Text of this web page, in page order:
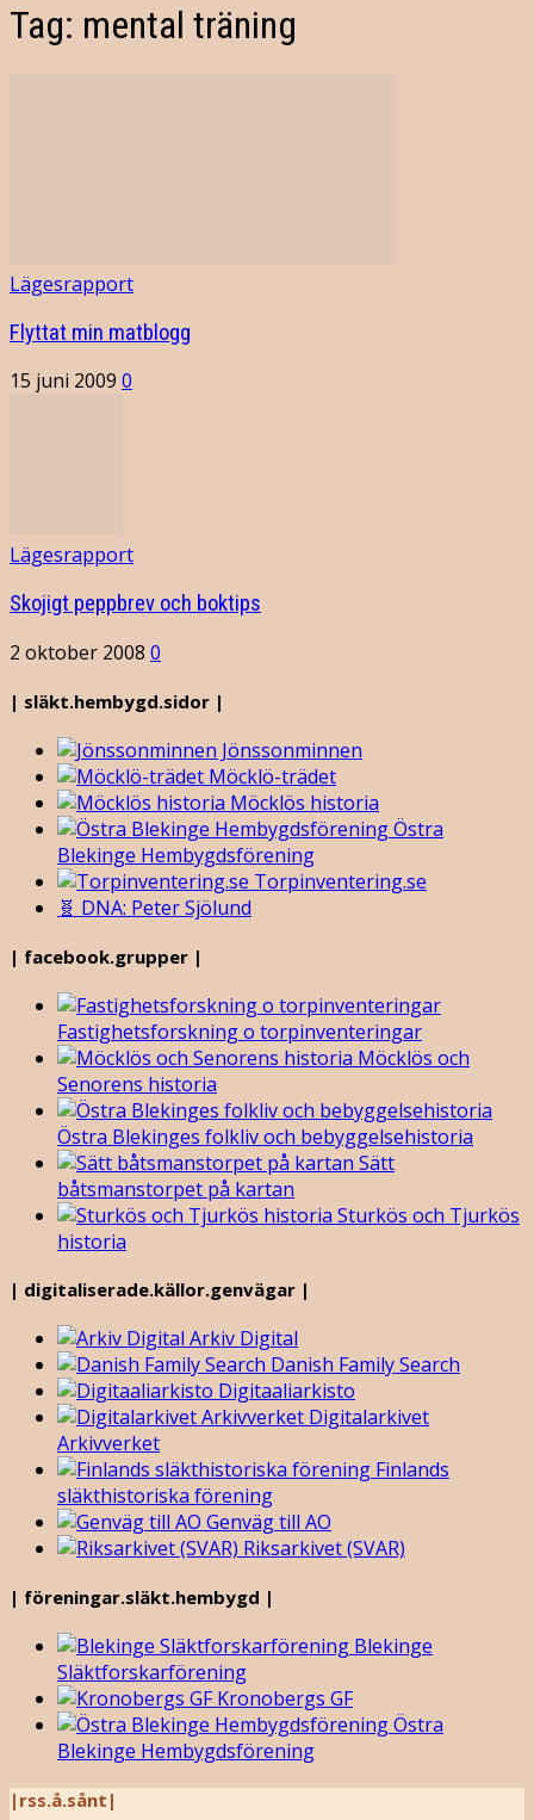
Tag: mental träning
Lägesrapport
Flyttat min matblogg
15 juni 2009 0
Lägesrapport
Skojigt peppbrev och boktips
2 oktober 2008 0
| släkt.hembygd.sidor |
Jönssonminnen
Möcklö-trädet
Möcklös historia
Östra
Blekinge Hembygdsförening
Torpinventering.se
🧬 DNA: Peter Sjölund
| facebook.grupper |
Fastighetsforskning o torpinventeringar
Möcklös och
Senorens historia
Östra Blekinges folkliv och bebyggelsehistoria
Sätt
båtsmanstorpet på kartan
Sturkös och Tjurkös
historia
| digitaliserade.källor.genvägar |
Arkiv Digital
Danish Family Search
Digitaaliarkisto
Digitalarkivet
Arkivverket
Finlands
släkthistoriska förening
Genväg till AO
Riksarkivet (SVAR)
| föreningar.släkt.hembygd |
Blekinge
Släktforskarförening
Kronobergs GF
Östra
Blekinge Hembygdsförening
|rss.å.sånt|